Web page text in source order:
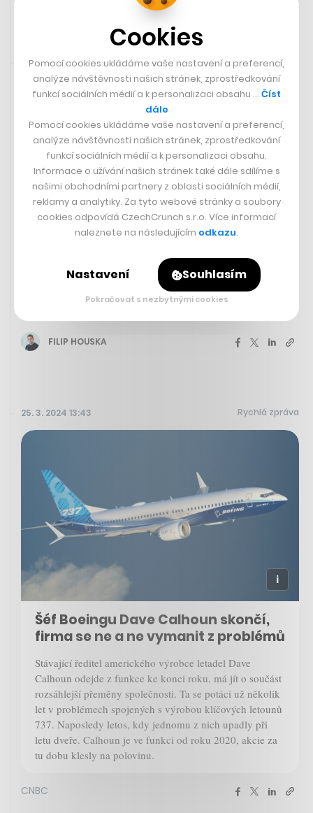
25. 3. 2024 14:15
Práce s moderními formáty? Média
už to pochopila. U influencerů vidím
spoustu chyb, říká Petr Král
FILIP HOUSKA
25. 3. 2024 13:43 Rychlá zpráva
Šéf Boeingu Dave Calhoun skončí,
firma se ne a ne vymanit z problémů
Stávající ředitel amerického výrobce letadel Dave
Calhoun odejde z funkce ke konci roku, má jít o součást
rozsáhlejší přeměny společnosti. Ta se potácí už několik
let v problémech spojených s výrobou klíčových letounů
737. Naposledy letos, kdy jednomu z nich upadly při
letu dveře. Calhoun je ve funkci od roku 2020, akcie za
tu dobu klesly na polovinu.
CNBC
Cookies
Pomocí cookies ukládáme vaše nastavení a preferencí,
analýze návštěvnosti našich stránek, zprostředkování
funkcí sociálních médií a k personalizaci obsahu … Číst
dále
Pomocí cookies ukládáme vaše nastavení a preferencí,
analýze návštěvnosti našich stránek, zprostředkování
funkcí sociálních médií a k personalizaci obsahu.
Informace o užívání našich stránek také dále sdílíme s
našimi obchodními partnery z oblasti sociálních médií,
reklamy a analytiky. Za tyto webové stránky a soubory
cookies odpovídá CzechCrunch s.r.o. Více informací
naleznete na následujícím odkazu.
Nastavení Souhlasím
Pokračovat s nezbytnými cookies